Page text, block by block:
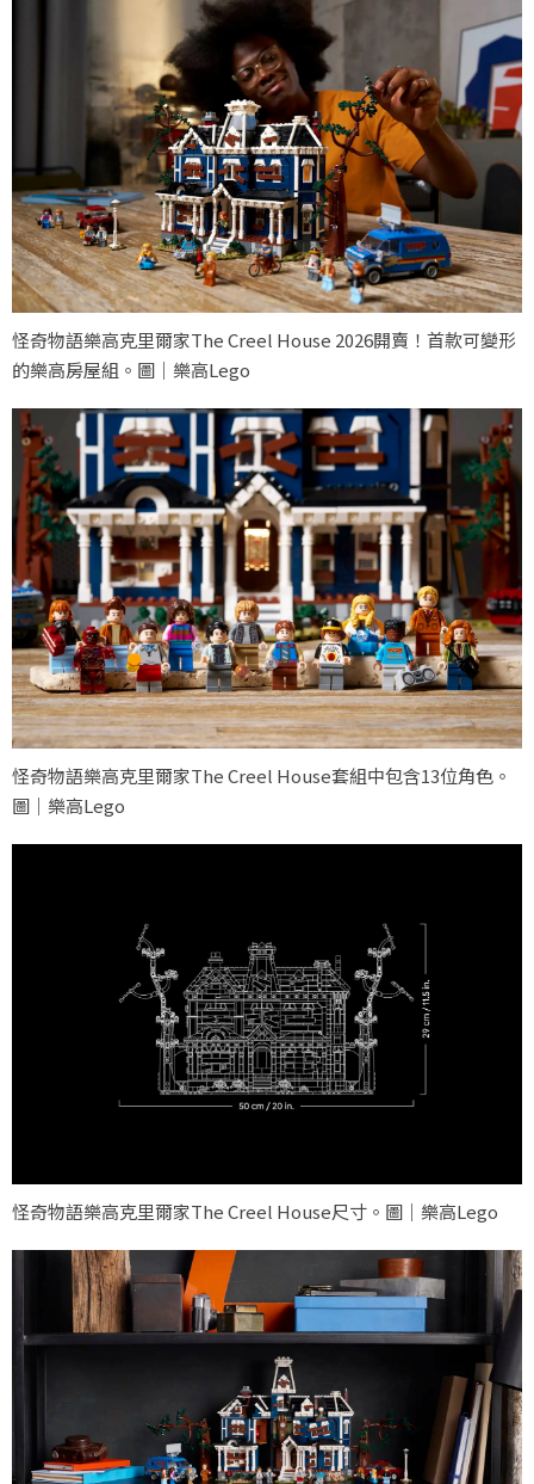
怪奇物語樂高克里爾家The Creel House 2026開賣！首款可變形
的樂高房屋組。圖｜樂高Lego
怪奇物語樂高克里爾家The Creel House套組中包含13位角色。
圖｜樂高Lego
怪奇物語樂高克里爾家The Creel House尺寸。圖｜樂高Lego